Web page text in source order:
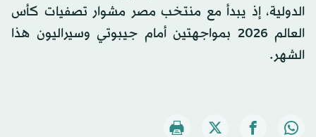
الدولية، إذ يبدأ مع منتخب مصر مشوار تصفيات كأس
العالم 2026 بمواجهتين أمام جيبوتي وسيراليون هذا
الشهر.